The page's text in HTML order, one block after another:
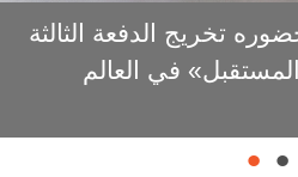
تخريج الدفعة الثالثة
في العالم